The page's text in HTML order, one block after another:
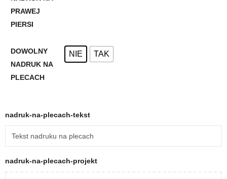
PRAWEJ
PIERSI
DOWOLNY
NADRUK NA
PLECACH
NIE TAK
nadruk-na-plecach-tekst
nadruk-na-plecach-projekt